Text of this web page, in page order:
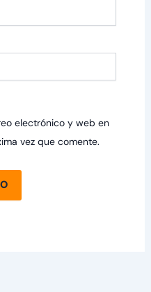
electrónico y web en
vez que comente.